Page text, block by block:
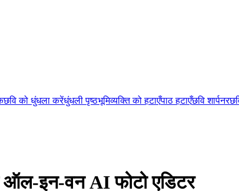
छवि को धुंधला करेंधुंधली पृष्ठभूमिव्यक्ति को हटाएँपाठ हटाएँछवि शार्पनर
ऑल-इन-वन AI फोटो एडिटर